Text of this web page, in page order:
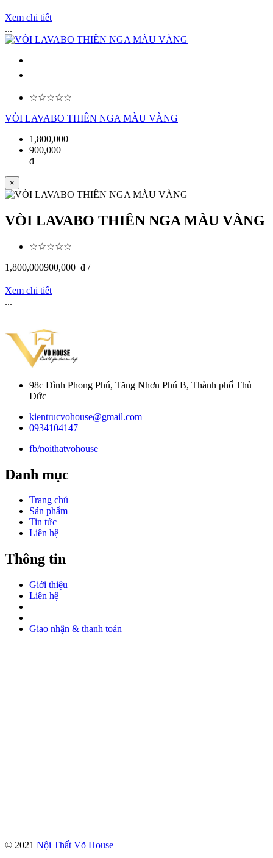
Xem chi tiết
...
☆☆☆☆☆
VÒI LAVABO THIÊN NGA MÀU VÀNG
1,800,000
900,000
đ
×
VÒI LAVABO THIÊN NGA MÀU VÀNG
☆☆☆☆☆
1,800,000900,000 đ /
Xem chi tiết
...
98c Đình Phong Phú, Tăng Nhơn Phú B, Thành phố Thủ
Đức
kientrucvohouse@gmail.com
0934104147
fb/noithatvohouse
Danh mục
Trang chủ
Sản phẩm
Tin tức
Liên hệ
Thông tin
Giới thiệu
Liên hệ
Giao nhận & thanh toán
© 2021 Nội Thất Võ House